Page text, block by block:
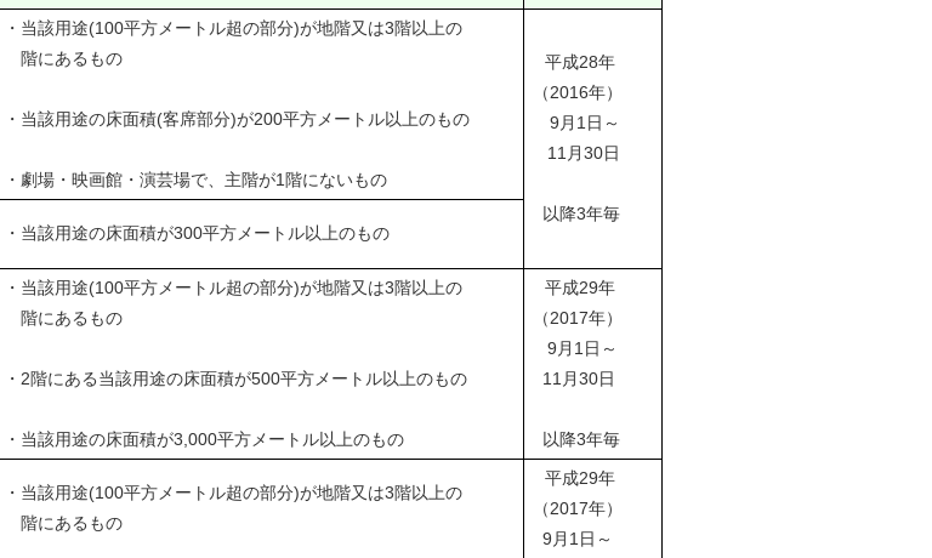
当該用途(100平方メートル超の部分)が地階又は3階以上の
にあるもの
当該用途の床面積(客席部分)が200平方メートル以上のもの
劇場・映画館・演芸場で、主階が1階にないもの
平成28年
（2016年）
9月1日～
11月30日
以降3年毎
当該用途の床面積が300平方メートル以上のもの
当該用途(100平方メートル超の部分)が地階又は3階以上の
にあるもの
2階にある当該用途の床面積が500平方メートル以上のもの
当該用途の床面積が3,000平方メートル以上のもの
平成29年
（2017年）
9月1日～
11月30日
以降3年毎
当該用途(100平方メートル超の部分)が地階又は3階以上の
にあるもの
平成29年
（2017年）
9月1日～